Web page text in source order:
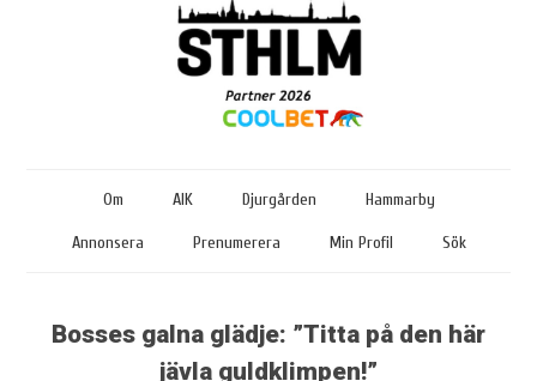
Om AIK Djurgården Hammarby
Annonsera Prenumerera Min Profil Sök
Bosses galna glädje: ”Titta på den här
jävla guldklimpen!”